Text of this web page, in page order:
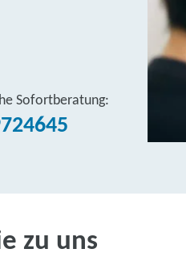
Sofortberatung:
zu uns